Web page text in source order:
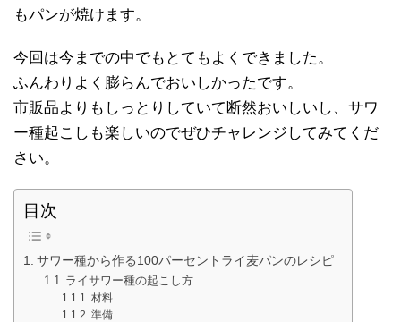
もパンが焼けます。
今回は今までの中でもとてもよくできました。
ふんわりよく膨らんでおいしかったです。
市販品よりもしっとりしていて断然おいしいし、サワ
ー種起こしも楽しいのでぜひチャレンジしてみてくだ
さい。
目次
サワー種から作る100パーセントライ麦パンのレシピ
ライサワー種の起こし方
材料
準備